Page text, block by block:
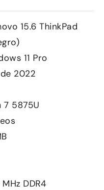
15.6 ThinkPad
11 Pro
2022
7 5875U
DDR4